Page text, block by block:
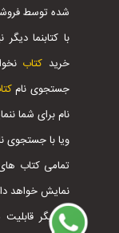
شده توسط
با کتابنما
خرید کتاب
جستجوی نام
نام برای شما
ویا با جستجوی
تمامی کتاب
نمایش خواهد
از دیگر